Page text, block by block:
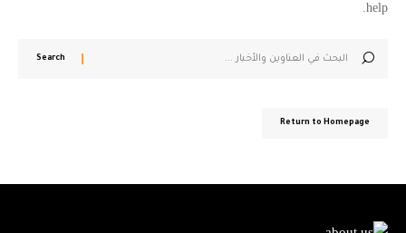
help.
Return to Homepage